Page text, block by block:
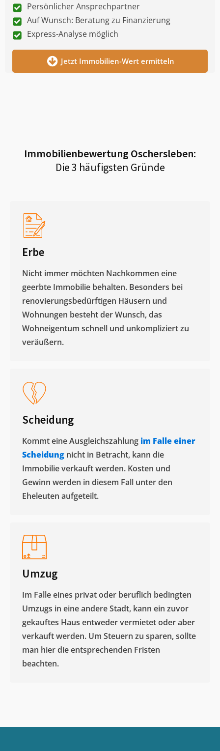
Persönlicher Ansprechpartner
Auf Wunsch: Beratung zu Finanzierung
Express-Analyse möglich
Jetzt Immobilien-Wert ermitteln
Immobilienbewertung Oschersleben:
Die 3 häufigsten Gründe
Erbe
Nicht immer möchten Nachkommen eine
geerbte Immobilie behalten. Besonders bei
renovierungsbedürftigen Häusern und
Wohnungen besteht der Wunsch, das
Wohneigentum schnell und unkompliziert zu
veräußern. ​
Scheidung
Kommt eine Ausgleichszahlung im Falle einer
Scheidung nicht in Betracht, kann die
Immobilie verkauft werden. Kosten und
Gewinn werden in diesem Fall unter den
Eheleuten aufgeteilt.​
Umzug
Im Falle eines privat oder beruflich bedingten
Umzugs in eine andere Stadt, kann ein zuvor
gekauftes Haus entweder vermietet oder aber
verkauft werden. Um Steuern zu sparen, sollte
man hier die entsprechenden Fristen
beachten.